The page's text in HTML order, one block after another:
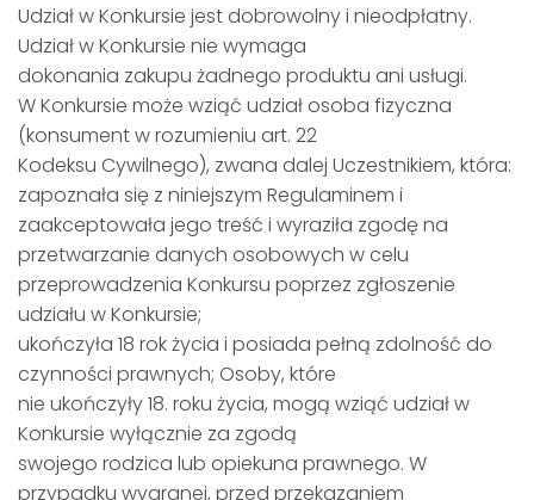
Udział w Konkursie jest dobrowolny i nieodpłatny.
Udział w Konkursie nie wymaga
dokonania zakupu żadnego produktu ani usługi.
W Konkursie może wziąć udział osoba fizyczna
(konsument w rozumieniu art. 22
Kodeksu Cywilnego), zwana dalej Uczestnikiem, która:
zapoznała się z niniejszym Regulaminem i
zaakceptowała jego treść i wyraziła zgodę na
przetwarzanie danych osobowych w celu
przeprowadzenia Konkursu poprzez zgłoszenie
udziału w Konkursie;
ukończyła 18 rok życia i posiada pełną zdolność do
czynności prawnych; Osoby, które
nie ukończyły 18. roku życia, mogą wziąć udział w
Konkursie wyłącznie za zgodą
swojego rodzica lub opiekuna prawnego. W
przypadku wygranej, przed przekazaniem